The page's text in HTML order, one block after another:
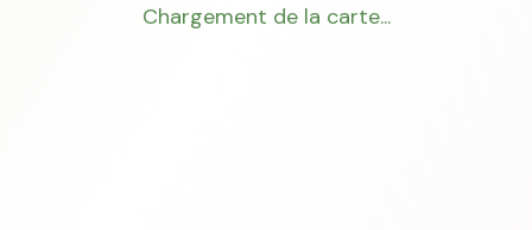
Chargement de la carte...